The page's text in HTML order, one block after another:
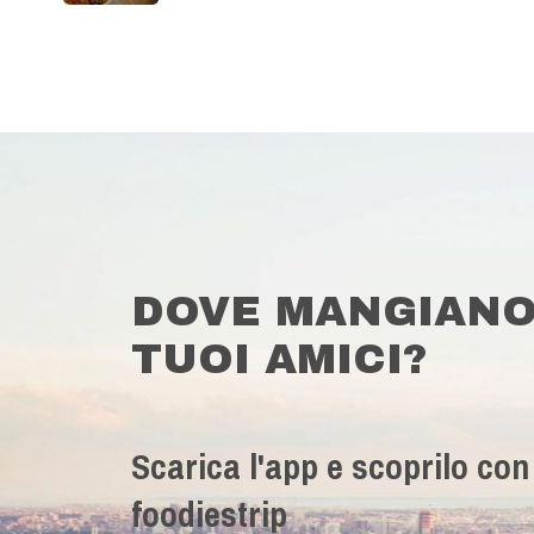
DOVE
TUOI AMICI?
Scarica l'app e scoprilo con
foodiestrip